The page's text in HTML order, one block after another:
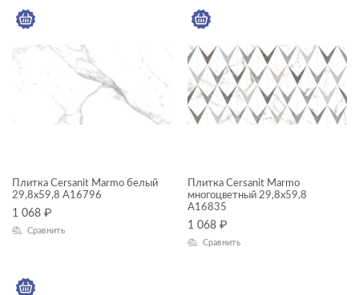
ЦВЕТ
ФОРМАТ ПЛИТКИ, СМ
КОЛЛЕКЦИЯ
НАЗНАЧЕНИЕ
Плитка Cersanit Marmo белый
29,8x59,8 A16796
1 068 ₽
Сравнить
Плитка Cersanit Marmo
многоцветный 29,8x59,8
A16835
1 068 ₽
Сравнить